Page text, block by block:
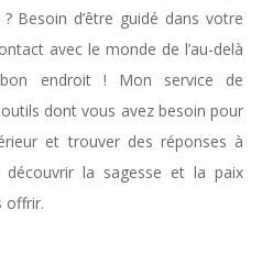
Besoin d’être guidé dans votre
avec le monde de l’au-delà
endroit ! Mon service de
dont vous avez besoin pour
et trouver des réponses à
découvrir la sagesse et la paix
offrir.